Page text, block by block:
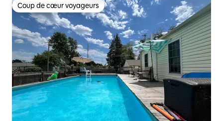
Coup de cœur voyageurs
Coup de cœur voyageurs